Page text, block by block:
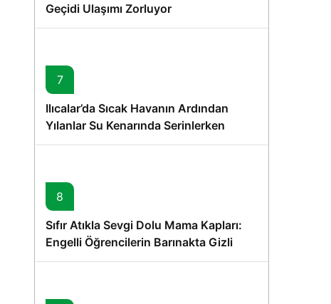
Geçidi Ulaşımı Zorluyor
7
Ilıcalar’da Sıcak Havanın Ardından
Yılanlar Su Kenarında Serinlerken
Görüntülendi
8
Sıfır Atıkla Sevgi Dolu Mama Kapları:
Engelli Öğrencilerin Barınakta Gizli
Dostları İçin Gönüllü Proje